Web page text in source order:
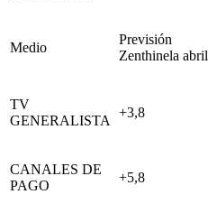
Medio
Previsión
Zenthinela abril
TV
GENERALISTA
+3,8
CANALES DE
PAGO
+5,8